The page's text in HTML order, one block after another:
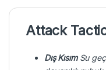
Attack
Dış Kısım Su